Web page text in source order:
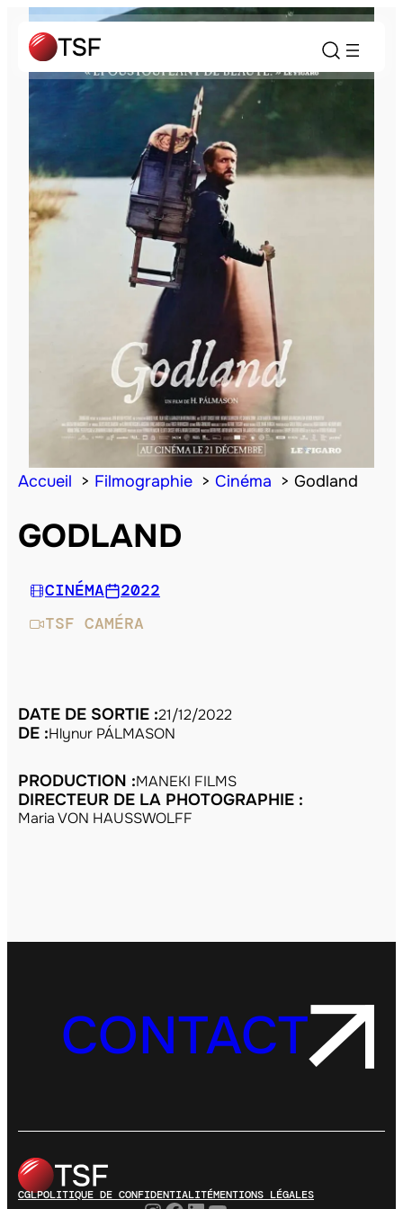
Accueil Filmographie Cinéma Godland
GODLAND
CINÉMA
2022
TSF CAMÉRA
DATE DE SORTIE :21/12/2022
DE :Hlynur PÁLMASON
PRODUCTION :MANEKI FILMS
DIRECTEUR DE LA PHOTOGRAPHIE :
Maria VON HAUSSWOLFF
CONTACT
CGLPOLITIQUE DE CONFIDENTIALITÉMENTIONS LÉGALES